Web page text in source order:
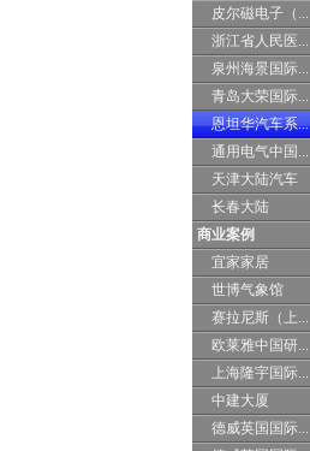
皮尔磁电子（...
浙江省人民医...
泉州海景国际...
青岛大荣国际...
恩坦华汽车系...
通用电气中国...
天津大陆汽车
长春大陆
商业案例
宜家家居
世博气象馆
赛拉尼斯（上...
欧莱雅中国研...
上海隆宇国际...
中建大厦
德威英国国际...